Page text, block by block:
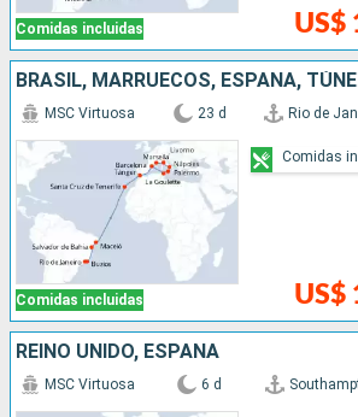
Comidas incluidas US$
Comidas incluidas
MSC Virtuosa 23 d Rio de
US$
Comidas
REINO UNIDO, ESPAÑA
MSC Virtuosa 6 d